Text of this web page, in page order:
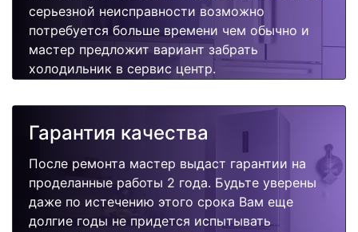
серьезной неисправности возможно
потребуется больше времени чем обычно и
мастер предложит вариант забрать
холодильник в сервис центр.
Гарантия качества
После ремонта мастер выдаст гарантии на
проделанные работы 2 года. Будьте уверены
даже по истечению этого срока Вам еще
долгие годы не придется испытывать